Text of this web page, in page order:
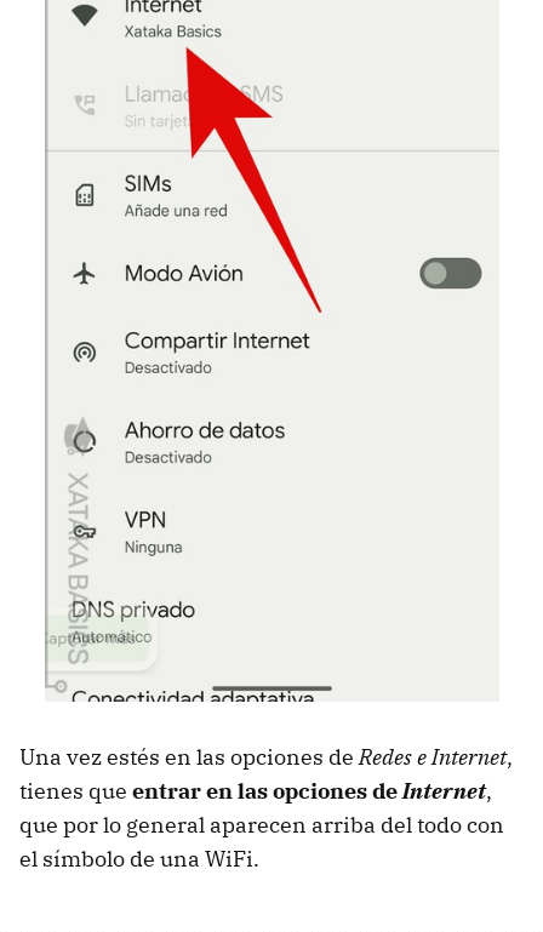
Una vez estés en las opciones deRedes e Internet,
tienes que entrar en las opciones deInternet,
que por lo general aparecen arriba del todo con
el símbolo de una WiFi.